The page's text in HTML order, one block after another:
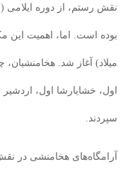
میلاد) آغاز شد. هخامنشیان،
اول، خشایارشا اول،
سپردند.
آرامگاه‌های هخامنشی در